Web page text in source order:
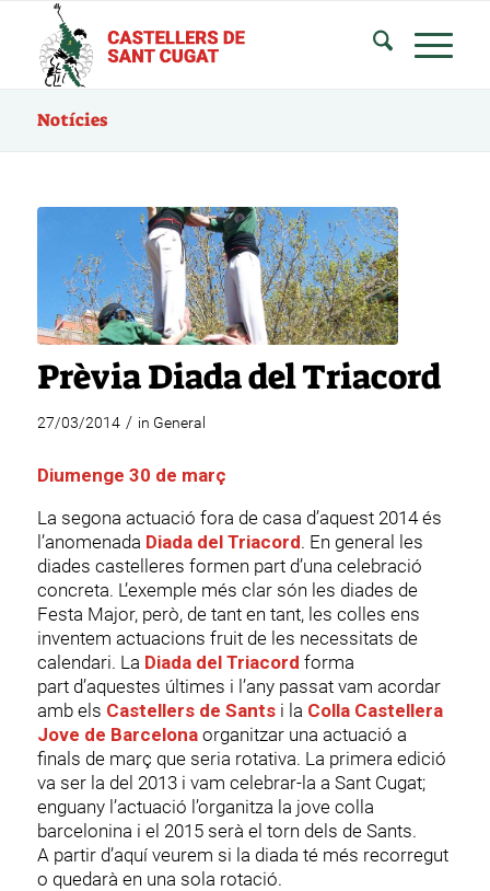
Notícies
Prèvia Diada del Triacord
27/03/2014 / in General
Diumenge 30 de març
La segona actuació fora de casa d’aquest 2014 és
l’anomenada Diada del Triacord. En general les
diades castelleres formen part d’una celebració
concreta. L’exemple més clar són les diades de
Festa Major, però, de tant en tant, les colles ens
inventem actuacions fruit de les necessitats de
calendari. La Diada del Triacord forma
part d’aquestes últimes i l’any passat vam acordar
amb els Castellers de Santsi la Colla Castellera
Jove de Barcelonaorganitzar una actuació a
finals de març que seria rotativa. La primera edició
va ser la del 2013 i vam celebrar-la a Sant Cugat;
enguany l’actuació l’organitza la jove colla
barcelonina i el 2015 serà el torn dels de Sants.
A partir d’aquí veurem si la diada té més recorregut
o quedarà en una sola rotació.